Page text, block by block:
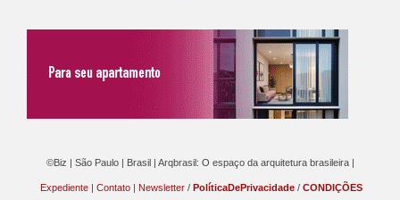
©Biz | São Paulo | Brasil | Arqbrasil: O espaço da arquitetura brasileira |
Expediente | Contato | Newsletter / PolíticaDePrivacidade / CONDIÇÕES